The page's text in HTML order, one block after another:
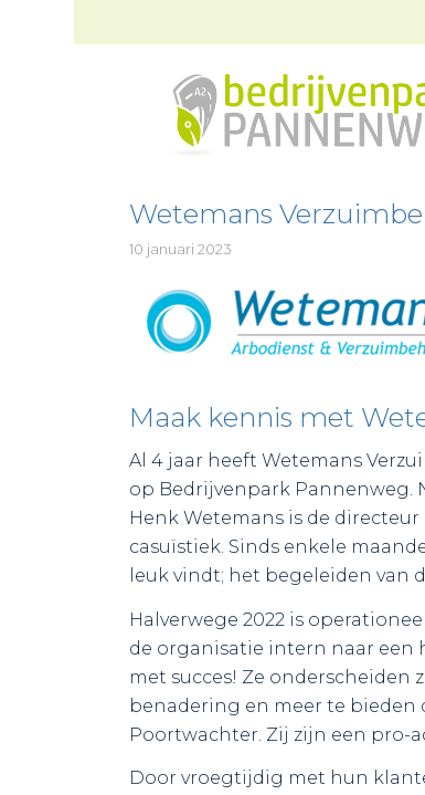
Wetemans
10 januari 2023
Maak kennis met
Al 4 jaar heeft Wetemans
op Bedrijvenpark Pannenweg.
Henk Wetemans is de
casuïstiek. Sinds enkele
leuk vindt; het begeleiden van
Halverwege 2022 is
de organisatie intern naar een
met succes! Ze
benadering en meer te bieden
Poortwachter. Zij zijn een pro-
Door vroegtijdig met hun